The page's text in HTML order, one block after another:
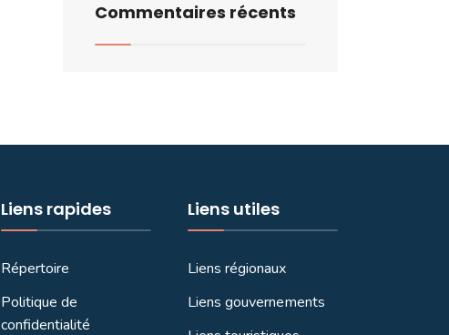
Commentaires récents
Liens rapides
Répertoire
Politique de
confidentialité
Liens utiles
Liens régionaux
Liens gouvernements